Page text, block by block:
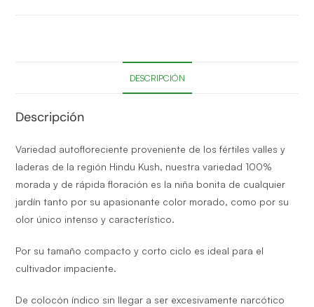
DESCRIPCIÓN
Descripción
Variedad autofloreciente proveniente de los fértiles valles y
laderas de la región Hindu Kush, nuestra variedad 100%
morada y de rápida floración es la niña bonita de cualquier
jardín tanto por su apasionante color morado, como por su
olor único intenso y característico.
Por su tamaño compacto y corto ciclo es ideal para el
cultivador impaciente.
De colocón índico sin llegar a ser excesivamente narcótico